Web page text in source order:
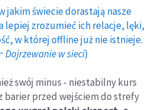
jakim świecie dorastają nasze
lepiej zrozumieć ich relacje, lęki,
w której offline już nie istnieje.
Dojrzewanie w sieci)
swój minus - niestabilny kurs
barier przed wejściem do strefy